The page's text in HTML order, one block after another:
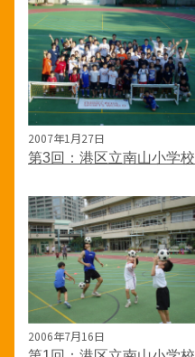
2007年1月27日
第3回：港区立南山小学校
2006年7月16日